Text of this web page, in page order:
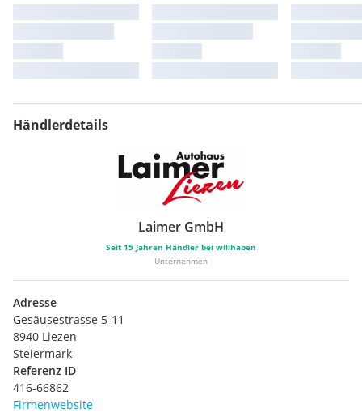
Händlerdetails
Laimer GmbH
Seit 15 Jahren Händler bei willhaben
Unternehmen
Adresse
Gesäusestrasse 5-11
8940 Liezen
Steiermark
Referenz ID
416-66862
Firmenwebsite